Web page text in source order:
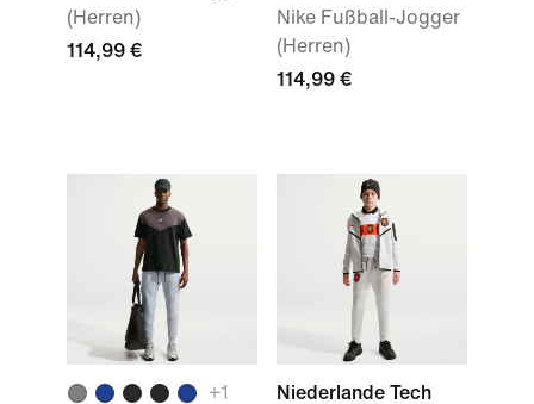
(Herren)
114,99 €
Nike Fußball-Jogger
(Herren)
114,99 €
+1
Niederlande Tech